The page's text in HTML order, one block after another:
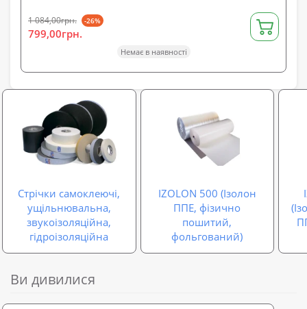
1 084,00грн. -26%
799,00грн.
Немає в наявності
Стрічки самоклеючі,
ущільнювальна,
звукоізоляційна,
гідроізоляційна
IZOLON 500 (Ізолон
ППЕ, фізично
пошитий,
фольгований)
Ви дивилися